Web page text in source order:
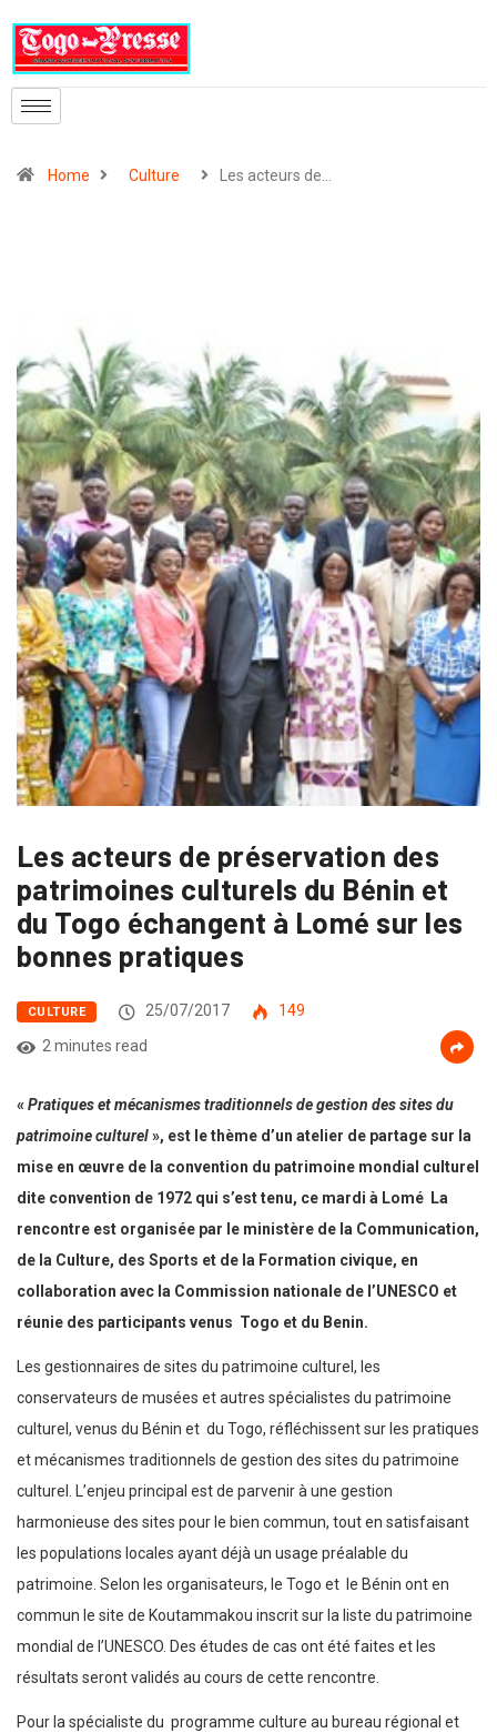
Home Culture Les acteurs de…
Les acteurs de préservation des
patrimoines culturels du Bénin et
du Togo échangent à Lomé sur les
bonnes pratiques
CULTURE 25/07/2017
149
2 minutes read
«Pratiques et mécanismes traditionnels de gestion des sites du
patrimoine culturel», est le thème d’un atelier de partage sur la
mise en œuvre de la convention du patrimoine mondial culturel
dite convention de 1972 qui s’est tenu, ce mardi à Lomé La
rencontre est organisée par le ministère de la Communication,
de la Culture, des Sports et de la Formation civique, en
collaboration avec la Commission nationale de l’UNESCO et
réunie des participants venus Togo et du Benin.
Les gestionnaires de sites du patrimoine culturel, les
conservateurs de musées et autres spécialistes du patrimoine
culturel, venus du Bénin et du Togo, réfléchissent sur les pratiques
et mécanismes traditionnels de gestion des sites du patrimoine
culturel. L’enjeu principal est de parvenir à une gestion
harmonieuse des sites pour le bien commun, tout en satisfaisant
les populations locales ayant déjà un usage préalable du
patrimoine. Selon les organisateurs, le Togo et le Bénin ont en
commun le site de Koutammakou inscrit sur la liste du patrimoine
mondial de l’UNESCO. Des études de cas ont été faites et les
résultats seront validés au cours de cette rencontre.
Pour la spécialiste du programme culture au bureau régional et